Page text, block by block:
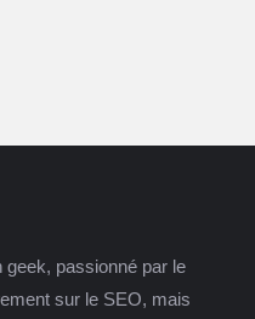
passionné par le
sur le SEO, mais